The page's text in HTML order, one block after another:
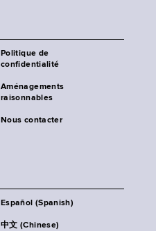
Politique de
confidentialité
Aménagements
raisonnables
Nous contacter
Español (Spanish)
中文 (Chinese)